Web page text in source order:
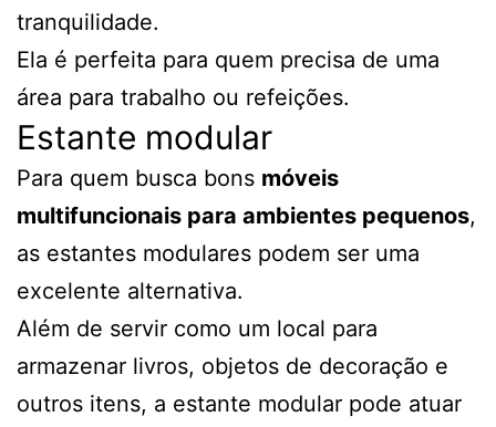
tranquilidade.
Ela é perfeita para quem precisa de uma
área para trabalho ou refeições.
Estante modular
Para quem busca bons móveis
multifuncionais para ambientes pequenos,
as estantes modulares podem ser uma
excelente alternativa.
Além de servir como um local para
armazenar livros, objetos de decoração e
outros itens, a estante modular pode atuar